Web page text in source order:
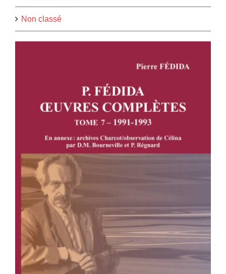
Non classé
P. FÉDIDA – OEUVRES COMPLÈTES –
TOME 7 – 1991-1993